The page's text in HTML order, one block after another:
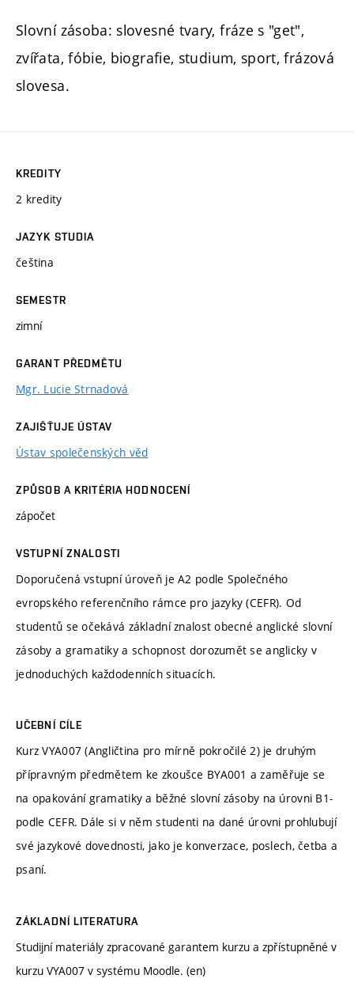
Slovní zásoba: slovesné tvary, fráze s "get",
zvířata, fóbie, biografie, studium, sport, frázová
slovesa.
KREDITY
2 kredity
JAZYK STUDIA
čeština
SEMESTR
zimní
GARANT PŘEDMĚTU
Mgr. Lucie Strnadová
ZAJIŠŤUJE ÚSTAV
Ústav společenských věd
ZPŮSOB A KRITÉRIA HODNOCENÍ
zápočet
VSTUPNÍ ZNALOSTI
Doporučená vstupní úroveň je A2 podle Společného
evropského referenčního rámce pro jazyky (CEFR). Od
studentů se očekává základní znalost obecné anglické slovní
zásoby a gramatiky a schopnost dorozumět se anglicky v
jednoduchých každodenních situacích.
UČEBNÍ CÍLE
Kurz VYA007 (Angličtina pro mírně pokročilé 2) je druhým
přípravným předmětem ke zkoušce BYA001 a zaměřuje se
na opakování gramatiky a běžné slovní zásoby na úrovni B1-
podle CEFR. Dále si v něm studenti na dané úrovni prohlubují
své jazykové dovednosti, jako je konverzace, poslech, četba a
psaní.
ZÁKLADNÍ LITERATURA
Studijní materiály zpracované garantem kurzu a zpřístupněné v
kurzu VYA007 v systému Moodle. (en)